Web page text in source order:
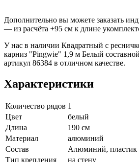
Дополнительно вы можете заказать
— из расчёта +95 см к длине
У нас в наличии Квадратный с
карниз "Pingwie" 1,9 м Белый
артикул 86384 в отличном качестве.
Характеристики
Количество рядов 1
Цвет
белый
Длина
190 см
Материал
алюминий
Состав
Алюминий, пластик
Тип крепления
на стену